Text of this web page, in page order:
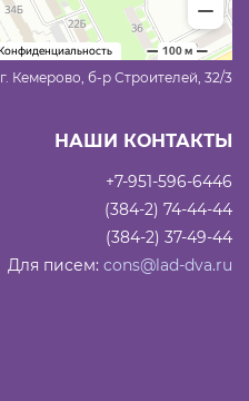
г. Кемерово, б-р Строителей, 32/3
НАШИ КОНТАКТЫ
+7-951-596-6446
(384-2) 74-44-44
(384-2) 37-49-44
Для писем: cons@lad-dva.ru